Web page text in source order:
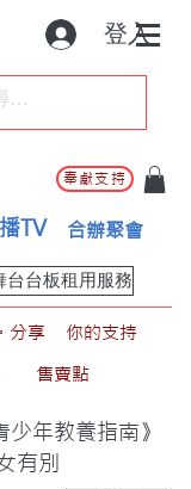
登入
奉獻支持
TV 合辦聚會
台台板租用服務
分享
你的支持
售賣點
少年教養指南》
有別